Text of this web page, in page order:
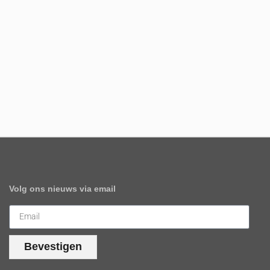
Volg ons nieuws via email
Bevestigen